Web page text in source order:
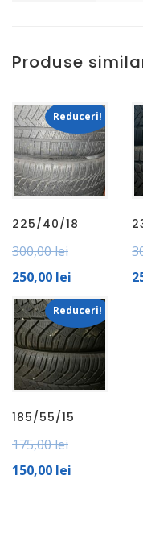
Produse
Reduceri!
225/40/18
300,00lei
250,00 lei
Reduceri!
185/55/15
175,00lei
150,00 lei